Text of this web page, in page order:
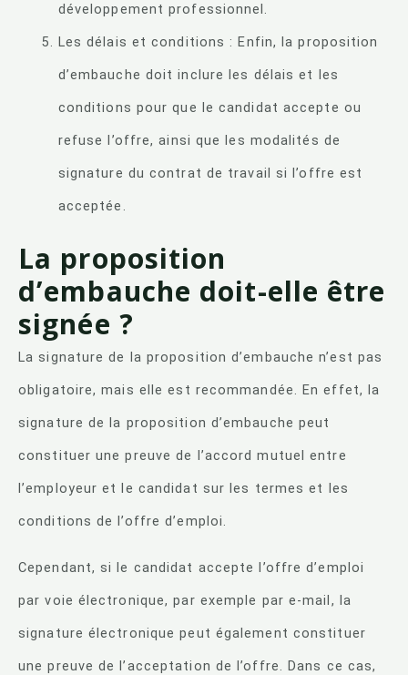
développement professionnel.
Les délais et conditions : Enfin, la proposition
d’embauche doit inclure les délais et les
conditions pour que le candidat accepte ou
refuse l’offre, ainsi que les modalités de
signature du contrat de travail si l’offre est
acceptée.
La proposition
d’embauche doit-elle être
signée ?
La signature de la proposition d’embauche n’est pas
obligatoire, mais elle est recommandée. En effet, la
signature de la proposition d’embauche peut
constituer une preuve de l’accord mutuel entre
l’employeur et le candidat sur les termes et les
conditions de l’offre d’emploi.
Cependant, si le candidat accepte l’offre d’emploi
par voie électronique, par exemple par e-mail, la
signature électronique peut également constituer
une preuve de l’acceptation de l’offre. Dans ce cas,